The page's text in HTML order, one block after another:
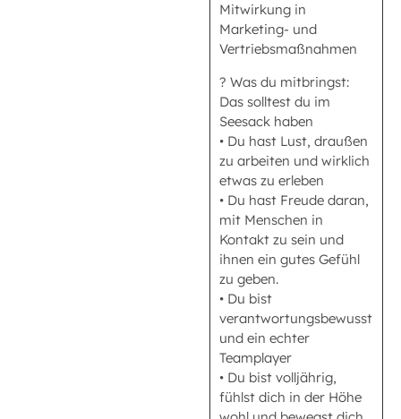
Mitwirkung in
Marketing- und
Vertriebsmaßnahmen
? Was du mitbringst:
Das solltest du im
Seesack haben
• Du hast Lust, draußen
zu arbeiten und wirklich
etwas zu erleben
• Du hast Freude daran,
mit Menschen in
Kontakt zu sein und
ihnen ein gutes Gefühl
zu geben.
• Du bist
verantwortungsbewusst
und ein echter
Teamplayer
• Du bist volljährig,
fühlst dich in der Höhe